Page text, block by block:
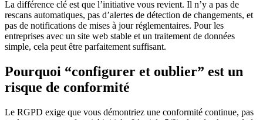
La différence clé est que l’initiative vous revient. Il n’y a pas de
rescans automatiques, pas d’alertes de détection de changements, et
pas de notifications de mises à jour réglementaires. Pour les
entreprises avec un site web stable et un traitement de données
simple, cela peut être parfaitement suffisant.
Pourquoi “configurer et oublier” est un
risque de conformité
Le RGPD exige que vous démontriez une conformité continue, pas